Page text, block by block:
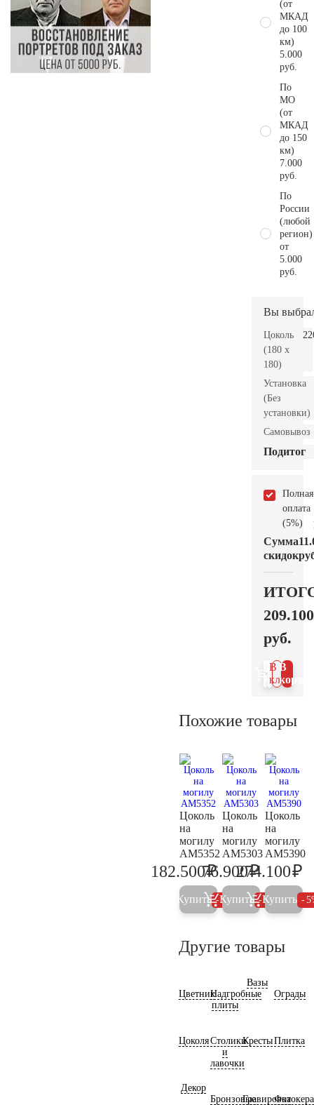
(от
МКАД
до 100
км)
5.000
руб.
По
МО
(от
МКАД
до 150
км)
7.000
руб.
По
России
(любой
регион)
от
5.000
руб.
Вы
Цоколь
(180 x
180)
Установка
(Без
установки)
Самовывоз
Подитог
Полная
оплата
(5%)
Сумма
скидок
209.100
руб.
В
В 1
клик
Похожие товары
Цоколь
на
могилу
AM5352
192.100
182.500₽
Купить 5%
Цоколь
на
могилу
AM5303
80.900
76.900₽
Купить 5%
Цоколь
на
могилу
AM5390
274.100₽
Купить
Другие товары
ЦветникНадгробные
плиты
Вазы
Ограды
ЦоколяСтолики
и
лавочки
КрестыПлитка
Декор
БронзовыеГравировка